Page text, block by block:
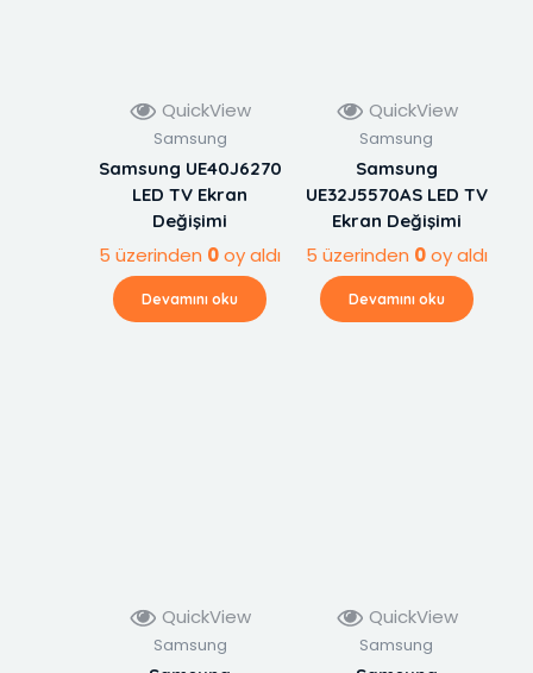
QuickView
Samsung
Samsung UE40J6270
LED TV Ekran
Değişimi
5 üzerinden 0oy aldı
Devamını oku
QuickView
Samsung
Samsung
UE32J5570AS LED TV
Ekran Değişimi
5 üzerinden 0oy aldı
Devamını oku
QuickView
Samsung
QuickView
Samsung